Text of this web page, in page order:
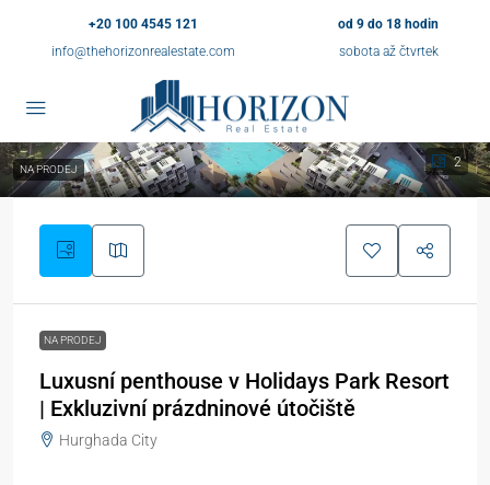
+20 100 4545 121
info@thehorizonrealestate.com
od 9 do 18 hodin
sobota až čtvrtek
2
NA PRODEJ
NA PRODEJ
Luxusní penthouse v Holidays Park Resort
| Exkluzivní prázdninové útočiště
Hurghada City